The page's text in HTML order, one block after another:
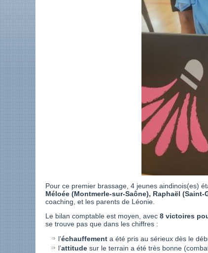
Pour ce premier brassage, 4 jeunes aindinois(es)
Méloée (Montmerle-sur-Saône), Raphaël
coaching, et les parents de Léonie.
Le bilan comptable est moyen, avec 8 victoires
se trouve pas que dans les chiffres :
l’échauffement a été pris au sérieux dès le
l’attitude sur le terrain a été très bonne